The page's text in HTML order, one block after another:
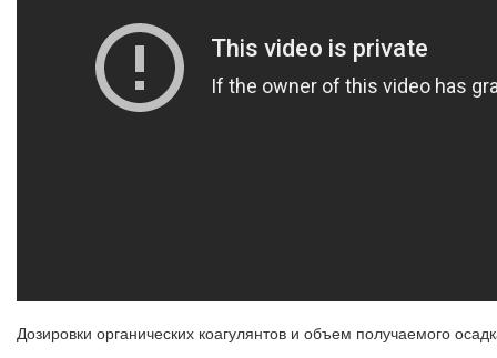
Дозировки органических коагулянтов и объем получаемого